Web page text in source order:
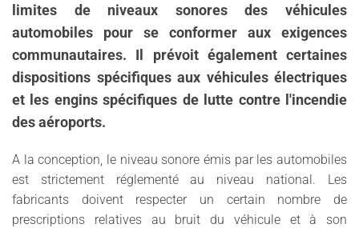
limites de niveaux sonores des véhicules
automobiles pour se conformer aux exigences
communautaires. Il prévoit également certaines
dispositions spécifiques aux véhicules électriques
et les engins spécifiques de lutte contre l'incendie
des aéroports.
A la conception, le niveau sonore émis par les automobiles
est strictement réglementé au niveau national. Les
fabricants doivent respecter un certain nombre de
prescriptions relatives au bruit du véhicule et à son